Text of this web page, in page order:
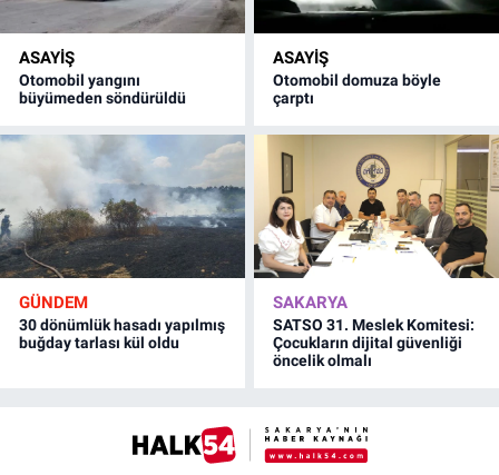
ASAYİŞ
Otomobil yangını
büyümeden söndürüldü
ASAYİŞ
Otomobil domuza böyle
çarptı
GÜNDEM
30 dönümlük hasadı yapılmış
buğday tarlası kül oldu
SAKARYA
SATSO 31. Meslek Komitesi:
Çocukların dijital güvenliği
öncelik olmalı